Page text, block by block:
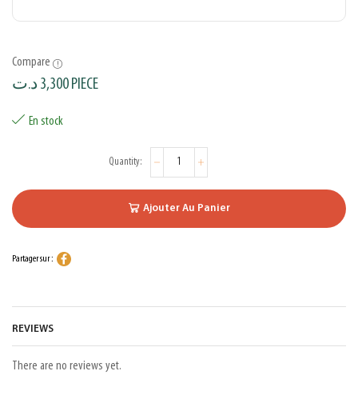
Compare
3,300د.ت PIECE
En stock
Ajouter Au Panier
Partager sur :
REVIEWS
There are no reviews yet.